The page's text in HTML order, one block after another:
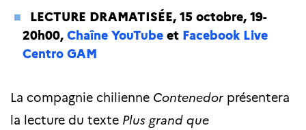
LECTURE DRAMATISÉE,15 octobre, 19-
20h00, Chaîne YouTube et Facebook Live
Centro GAM
La compagnie chilienne Contenedorprésentera
la lecture du texte Plus grand que